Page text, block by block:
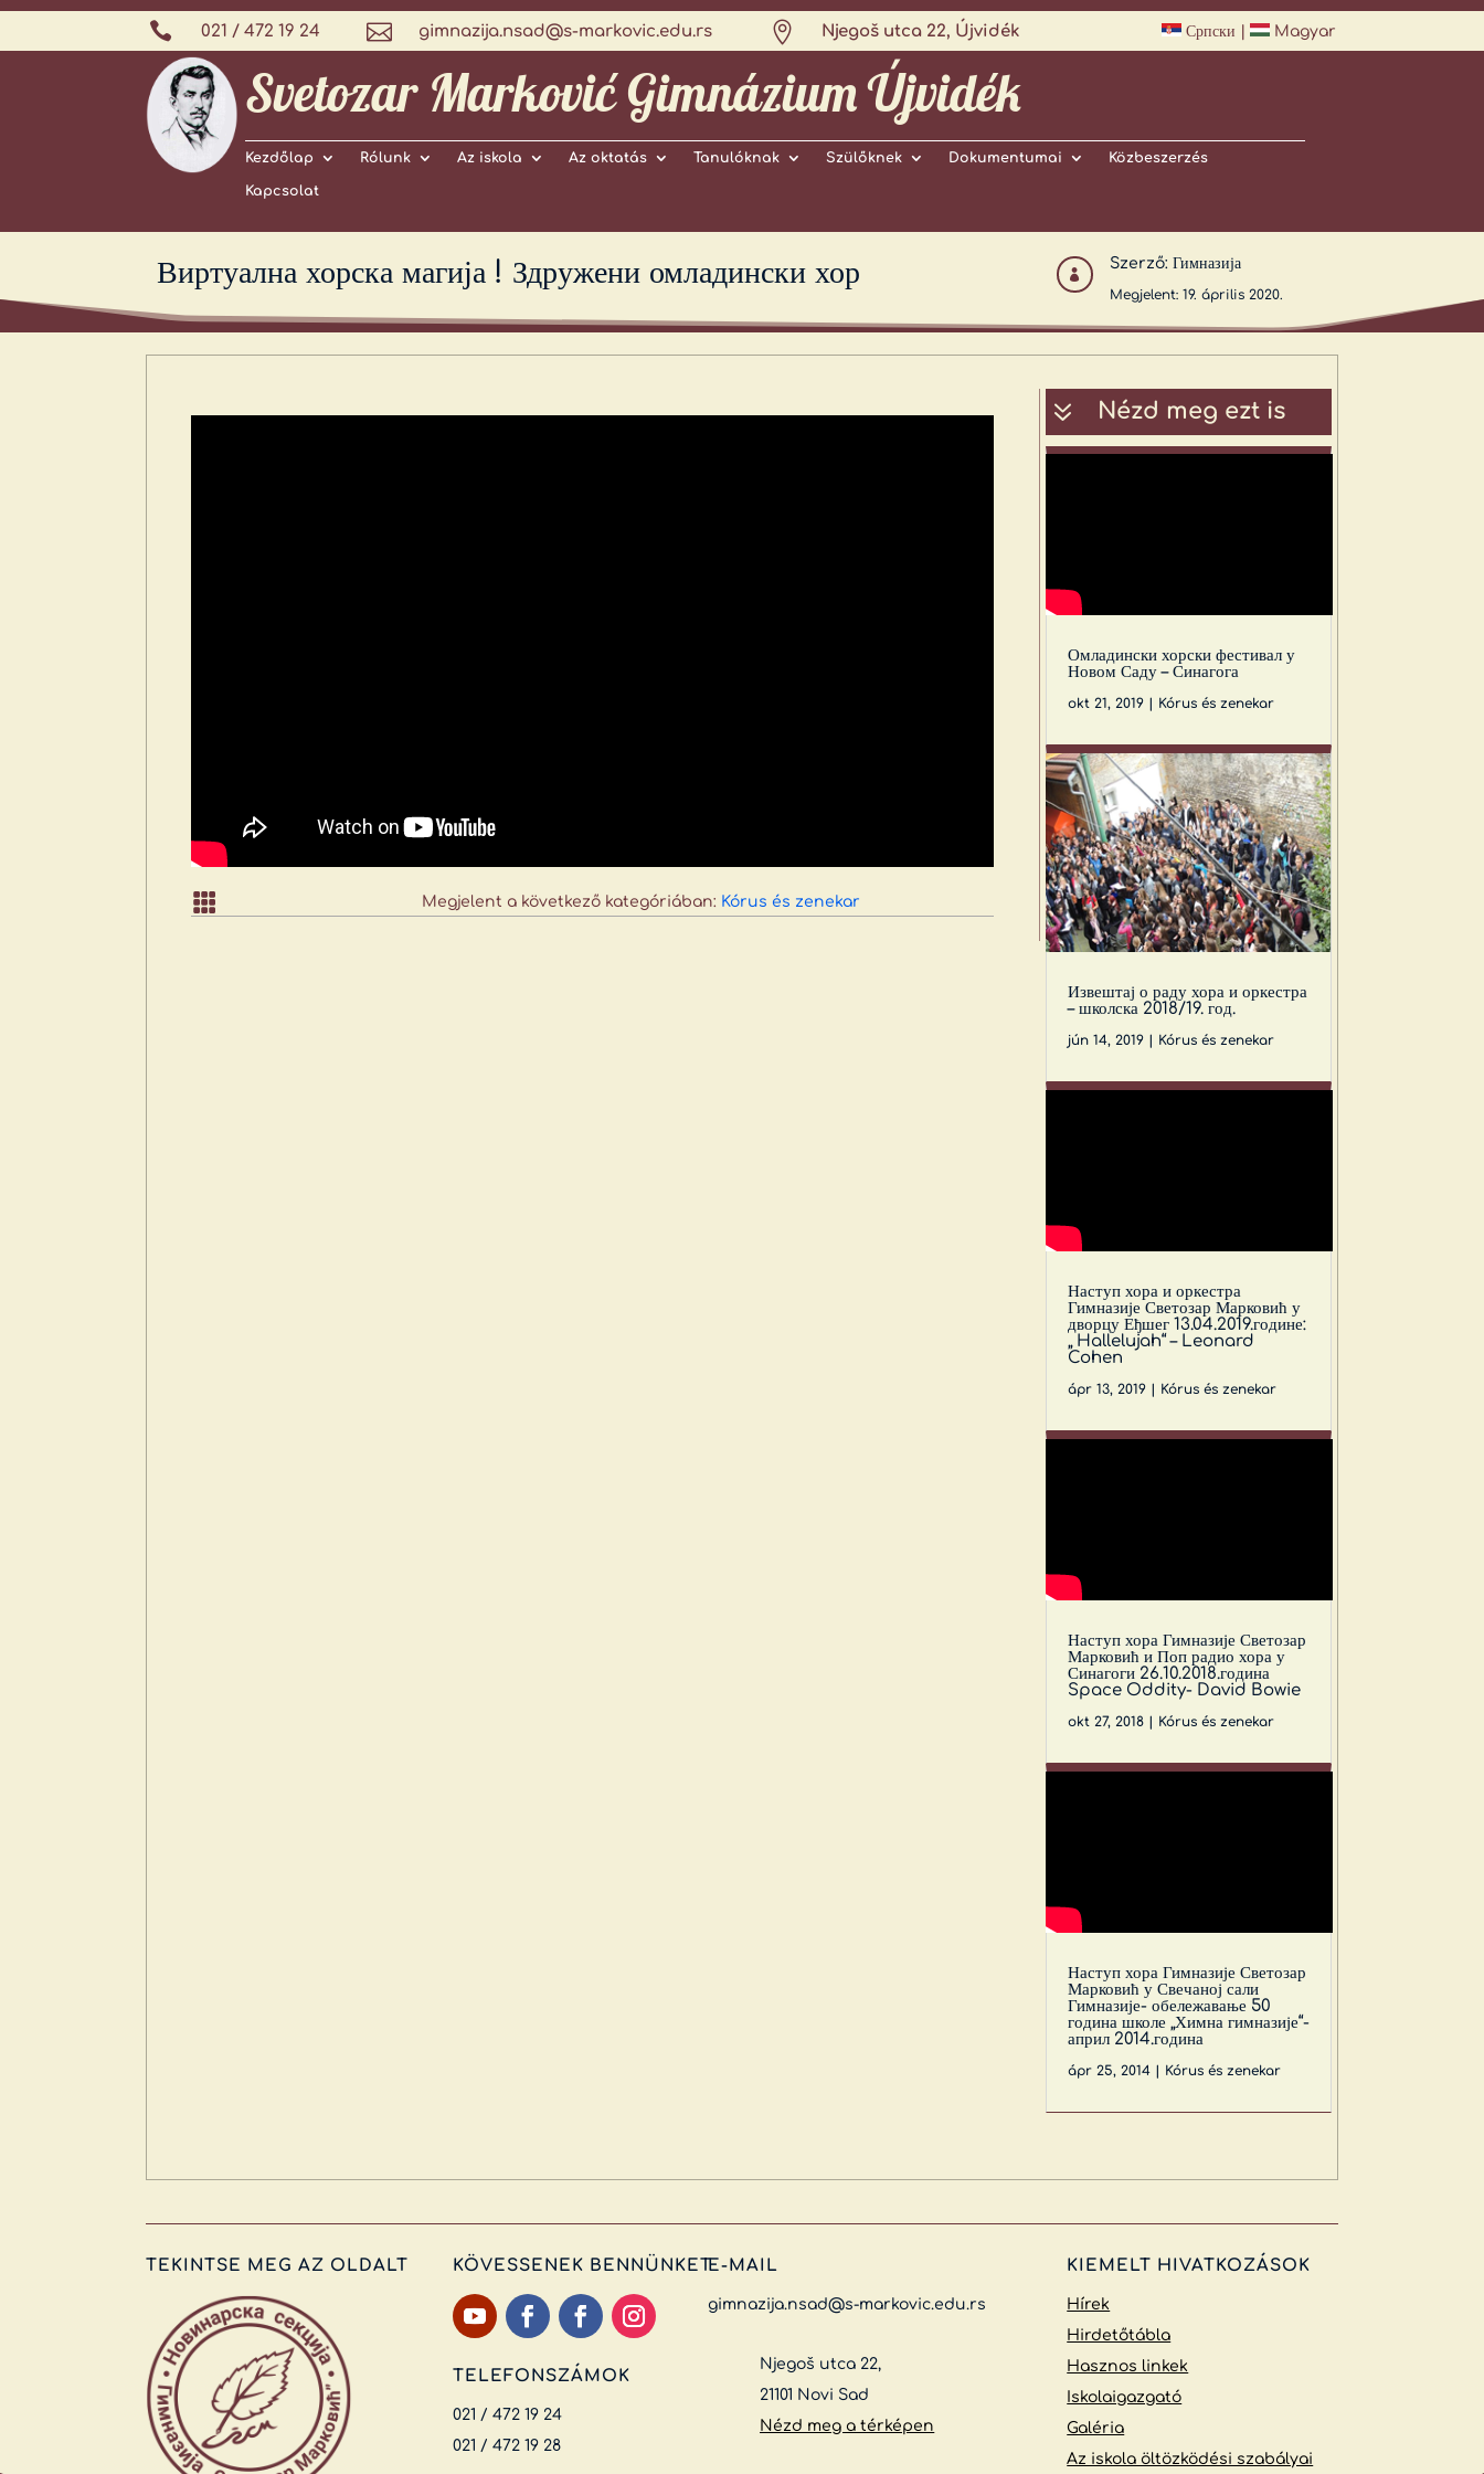
 021 / 472 19 24  gimnazija.nsad@s-markovic.edu.rs  Njegoš utca 22, Újvidék Српски Magyar
Svetozar Marković Gimnázium Újvidék
Kezdőlap Rólunk Az iskola Az oktatás Tanulóknak Szülőknek Dokumentumai Közbeszerzés
Kapcsolat
Виртуална хорска магија ! Здружени омладински хор 
Szerző: Гимназија
Megjelent: 19. április 2020.
 Megjelent a következő kategóriában: Kórus és zenekar
7 Nézd meg ezt is
Омладински хорски фестивал у
Новом Саду – Синагога
okt 21, 2019| Kórus és zenekar
Извештај о раду хора и оркестра
– школска 2018/19. год.
jún 14, 2019| Kórus és zenekar
Наступ хора и оркестра
Гимназије Светозар Марковић у
дворцу Еђшег 13.04.2019.године:
„ Hallelujah“ – Leonard
Cohen
ápr 13, 2019| Kórus és zenekar
Наступ хора Гимназије Светозар
Марковић и Поп радио хора у
Синагоги 26.10.2018.година
Space Oddity- David Bowie
okt 27, 2018| Kórus és zenekar
Наступ хора Гимназије Светозар
Марковић у Свечаној сали
Гимназије- обележавање 50
година школе „Химна гимназије“-
април 2014.година
ápr 25, 2014| Kórus és zenekar
TEKINTSE MEG AZ OLDALT KÖVESSENEK BENNÜNKET
TELEFONSZÁMOK
021 / 472 19 24
021 / 472 19 28
E-MAIL
gimnazija.nsad@s-markovic.edu.rs
Njegoš utca 22,
21101 Novi Sad
Nézd meg a térképen
KIEMELT HIVATKOZÁSOK
Hírek
Hirdetőtábla
Hasznos linkek
Iskolaigazgató
Galéria
Az iskola öltözködési szabályai